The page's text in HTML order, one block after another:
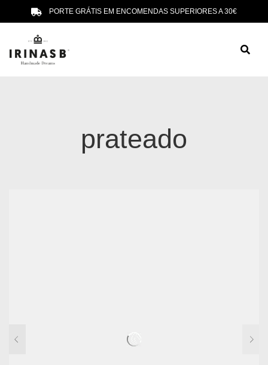
PORTE GRÁTIS EM ENCOMENDAS SUPERIORES A 30€
prateado